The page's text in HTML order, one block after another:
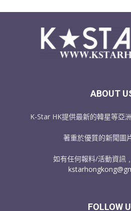
ABOUT
K-Star HK提供最新的韓星等亞
著重於優質的新聞圖
如有任何報料/活動資訊
FOLLOW